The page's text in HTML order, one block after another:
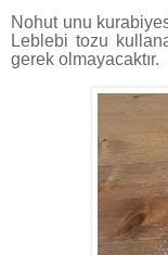
Nohut unu
Leblebi tozu
gerek olmayacaktır.